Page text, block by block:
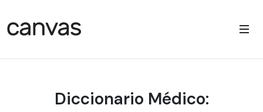
Diccionario Médico: